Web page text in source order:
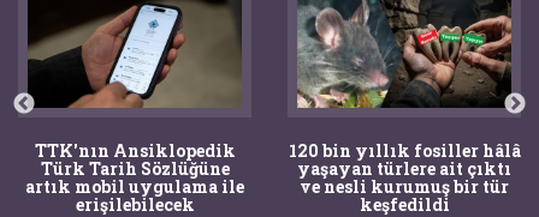
TTK'nın Ansiklopedik
Türk Tarih Sözlüğüne
artık mobil uygulama ile
erişilebilecek
120 bin yıllık fosiller hâlâ
yaşayan türlere ait çıktı
ve nesli kurumuş bir tür
keşfedildi